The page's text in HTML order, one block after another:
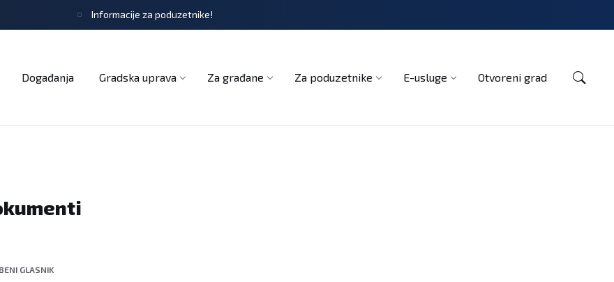
Informacije za poduzetnike!
Događanja Gradska uprava Za građane Za poduzetnike E-usluge Otvoreni grad
GLASNIK